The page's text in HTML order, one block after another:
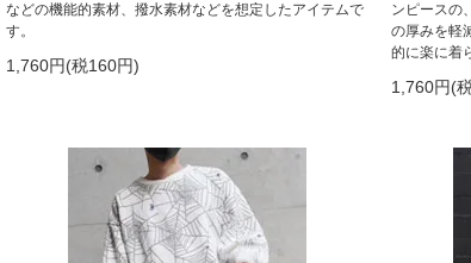
などの機能的素材、撥水素材などを想定したアイテムで
す。
1,760円(税160円)
ンピースの
の厚みを軽
的に楽に着
1,760円(